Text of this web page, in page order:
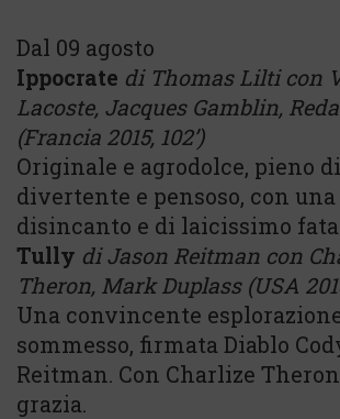
Dal 09 agosto
Ippocrate di Thomas Lilti con
Lacoste, Jacques Gamblin,
(Francia 2015, 102’)
Originale e agrodolce, pieno
divertente e pensoso, con
disincanto e di laicissimo
Tully di Jason Reitman con
Theron, Mark Duplass (USA
Una convincente
sommesso, firmata Diablo
Reitman. Con Charlize
grazia.